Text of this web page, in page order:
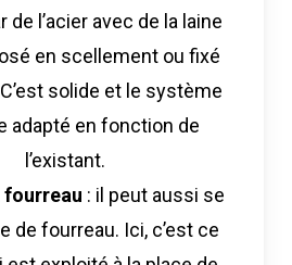
de l’acier avec de la laine
en scellement ou fixé
solide et le système
adapté en fonction de
l’existant.
fourreau : il peut aussi se
de fourreau. Ici, c’est ce